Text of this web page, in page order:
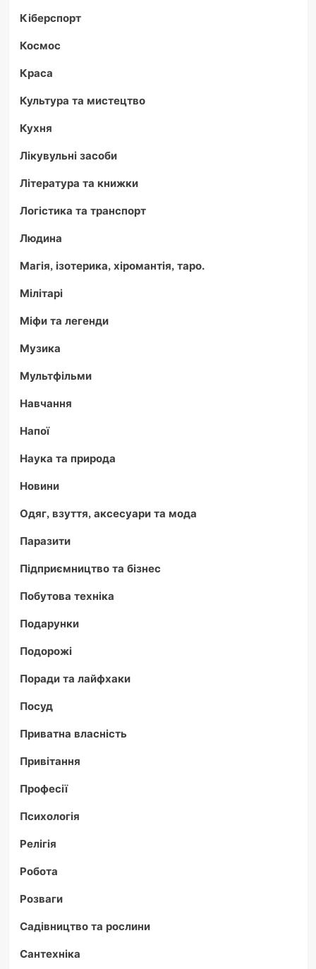
Кіберспорт
Космос
Краса
Культура та мистецтво
Кухня
Лікувульні засоби
Література та книжки
Логістика та транспорт
Людина
Магія, ізотерика, хіромантія, таро.
Мілітарі
Міфи та легенди
Музика
Мультфільми
Навчання
Напої
Наука та природа
Новини
Одяг, взуття, аксесуари та мода
Паразити
Підприємництво та бізнес
Побутова техніка
Подарунки
Подорожі
Поради та лайфхаки
Посуд
Приватна власність
Привітання
Професії
Психологія
Релігія
Робота
Розваги
Садівництво та рослини
Сантехніка